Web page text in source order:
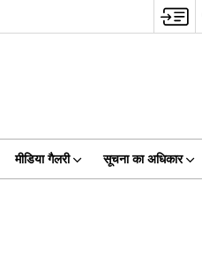
मीडिया गैलरी सूचना का अधिकार